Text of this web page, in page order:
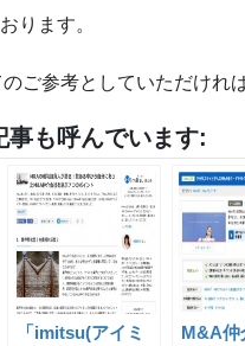
ります。
ご参考としていただけれ
事も呼んでいます:
「imitsu(アイミ
M&A仲